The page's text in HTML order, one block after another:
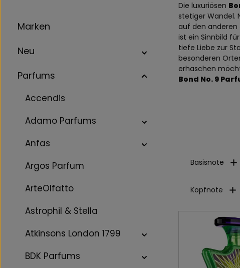
Marken
Neu
Parfums
Accendis
Adamo Parfums
Anfas
Argos Parfum
ArteOlfatto
Astrophil & Stella
Atkinsons London 1799
BDK Parfums
Die luxuriösen
stetiger Wandel.
auf den anderen
ist ein Sinnbild
tiefe Liebe zur
besonderen
erhaschen
Bond No. 9
Basisnote
Kopfnote